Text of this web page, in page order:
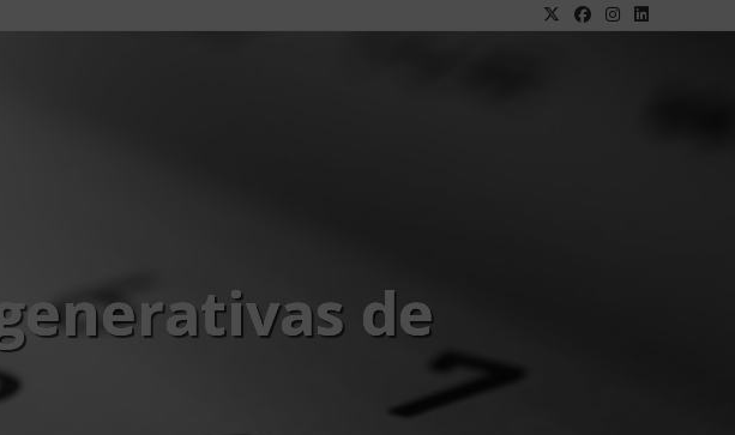
de